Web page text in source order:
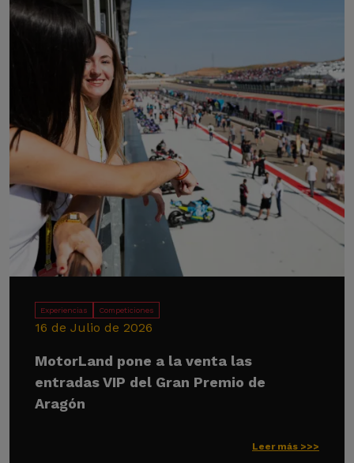
Experiencias Competiciones
16 de Julio de 2026
MotorLand pone a la venta las
entradas VIP del Gran Premio de
Aragón
Leer más >>>